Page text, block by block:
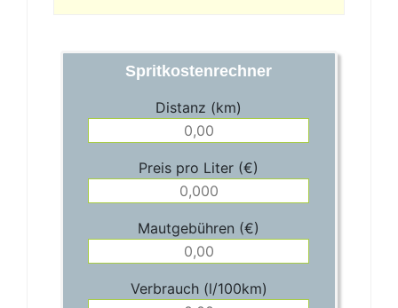
Spritkostenrechner
Distanz (km)
Preis pro Liter (€)
Mautgebühren (€)
Verbrauch (l/100km)